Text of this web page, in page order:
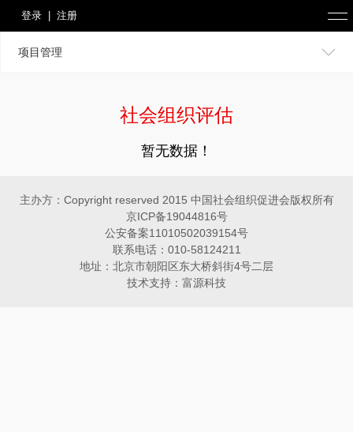
登录| 注册
项目管理
社会组织评估
暂无数据！
主办方：Copyright reserved 2015 中国社会组织促进会版权所有
京ICP备19044816号
公安备案11010502039154号
联系电话：010-58124211
地址：北京市朝阳区东大桥斜街4号二层
技术支持：富源科技